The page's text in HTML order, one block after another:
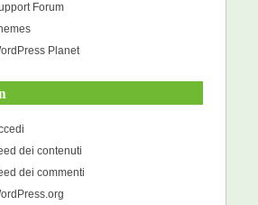
Forum
Planet
dei contenuti
dei commenti